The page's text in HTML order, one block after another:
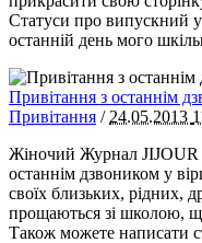
Статуси про випускний
останній день мого
Привітання з останнім
Привітання / 24.05.2013
Жіночий Журнал JIJOUR
останнім дзвоником у
своїх близьких, рідних,
прощаються зі школою,
Також можете написати